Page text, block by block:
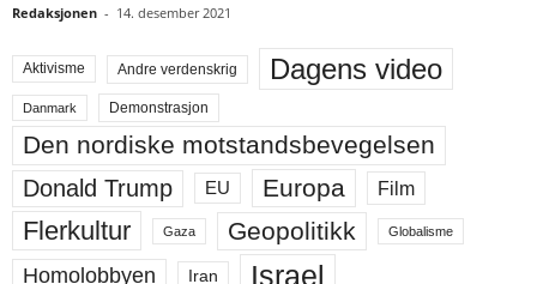
Redaksjonen - 14. desember 2021
Aktivisme Andre verdenskrig Dagens video
Danmark Demonstrasjon
Den nordiske motstandsbevegelsen
Donald Trump EU Europa Film
Flerkultur Gaza Geopolitikk Globalisme
Homolobbyen Iran Israel